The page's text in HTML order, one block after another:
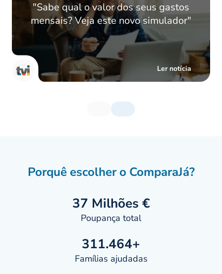
"Sabe qual o valor dos seus gastos
mensais? Veja este novo simulador"
Ler notícia
Porquê escolher o ComparaJá?
37 Milhões €
Poupança total
311.464+
Famílias ajudadas